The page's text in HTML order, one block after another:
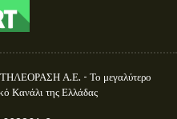
Α.Ε. - Το μεγαλύτερο
Κανάλι της Ελλάδας